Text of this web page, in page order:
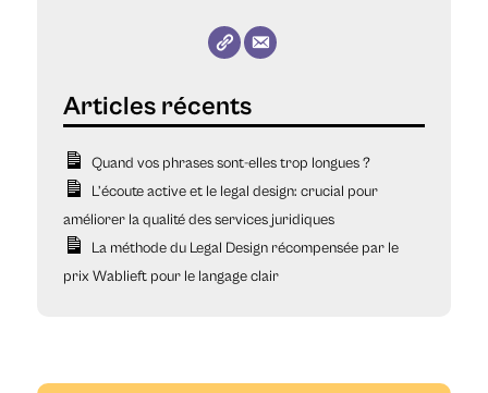
Quand vos phrases sont-elles trop longues ?
L’écoute active et le legal design: crucial pour
améliorer la qualité des services juridiques
La méthode du Legal Design récompensée par le
prix Wablieft pour le langage clair